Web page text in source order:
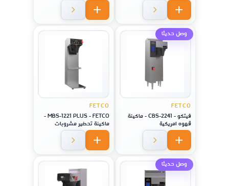
وصل حديثا
FETCO
فيتكو - CBS-2241 - ماكينة
قهوه امريكية
FETCO
MBS-1221 PLUS - FETCO -
ماكينة تحضير مشروبات
مختلفة
وصل حديثا